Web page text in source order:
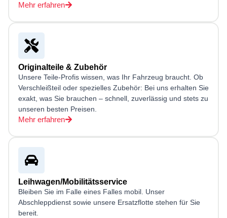
Mehr erfahren
Originalteile & Zubehör
Unsere Teile-Profis wissen, was Ihr Fahrzeug braucht. Ob
Verschleißteil oder spezielles Zubehör: Bei uns erhalten Sie
exakt, was Sie brauchen – schnell, zuverlässig und stets zu
unseren besten Preisen.
Mehr erfahren
Leihwagen/Mobilitätsservice
Bleiben Sie im Falle eines Falles mobil. Unser
Abschleppdienst sowie unsere Ersatzflotte stehen für Sie
bereit.